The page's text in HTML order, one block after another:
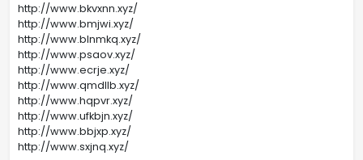
http://www.bkvxnn.xyz/
http://www.bmjwi.xyz/
http://www.blnmkq.xyz/
http://www.psaov.xyz/
http://www.ecrje.xyz/
http://www.qmdllb.xyz/
http://www.hqpvr.xyz/
http://www.ufkbjn.xyz/
http://www.bbjxp.xyz/
http://www.sxjnq.xyz/